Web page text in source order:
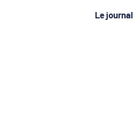
Le journal